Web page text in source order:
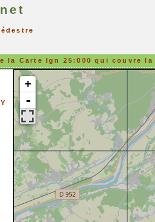
la Carte Ign 25:000 qui couvre
+
-